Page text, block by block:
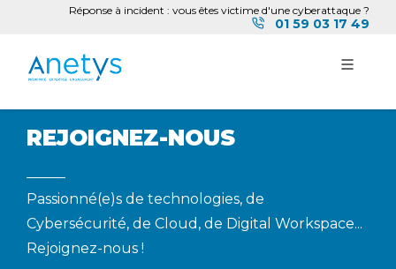
Réponse à incident : vous êtes victime d'une cyberattaque ?
01 59 03 17 49
REJOIGNEZ-NOUS
Passionné(e)s de technologies, de
Cybersécurité, de Cloud, de Digital Workspace...
Rejoignez-nous !